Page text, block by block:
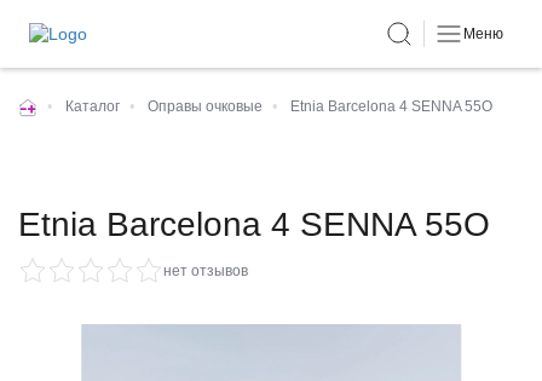
Меню
• Каталог • Оправы очковые • Etnia Barcelona 4 SENNA 55O
Etnia Barcelona 4 SENNA 55O
нет отзывов